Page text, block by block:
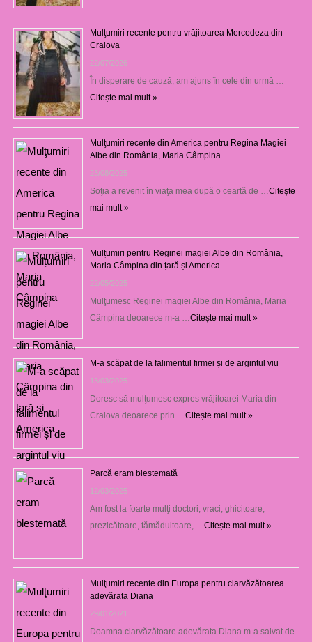
Mulţumiri recente pentru vrăjitoarea Mercedeza din
Craiova
22/07/2026
În disperare de cauză, am ajuns în cele din urmă …
Citește mai mult »
Mulţumiri recente din America pentru Regina Magiei
Albe din România, Maria Câmpina
23/08/2025
Soţia a revenit în viaţa mea după o ceartă de … Citește
mai mult »
Mulțumiri pentru Reginei magiei Albe din România,
Maria Câmpina din țară și America
22/05/2025
Mulţumesc Reginei magiei Albe din România, Maria
Câmpina deoarece m-a … Citește mai mult »
M-a scăpat de la falimentul firmei și de argintul viu
13/03/2025
Doresc să mulţumesc expres vrăjitoarei Maria din
Craiova deoarece prin … Citește mai mult »
Parcă eram blestemată
12/03/2025
Am fost la foarte mulţi doctori, vraci, ghicitoare,
prezicătoare, tămăduitoare, … Citește mai mult »
Mulţumiri recente din Europa pentru clarvăzătoarea
adevărata Diana
29/01/2021
Doamna clarvăzătoare adevărata Diana m-a salvat de